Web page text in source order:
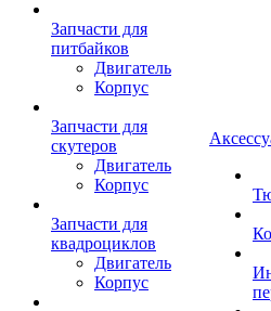
Запчасти для
питбайков
Двигатель
Корпус
Запчасти для
скутеров
Двигатель
Корпус
Запчасти для
квадроциклов
Двигатель
Корпус